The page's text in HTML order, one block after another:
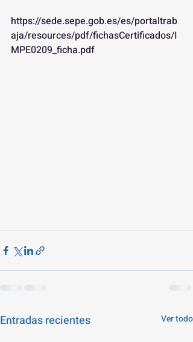
https://sede.sepe.gob.es/es/portaltrab
aja/resources/pdf/fichasCertificados/I
MPE0209_ficha.pdf
Entradas recientes Ver todo